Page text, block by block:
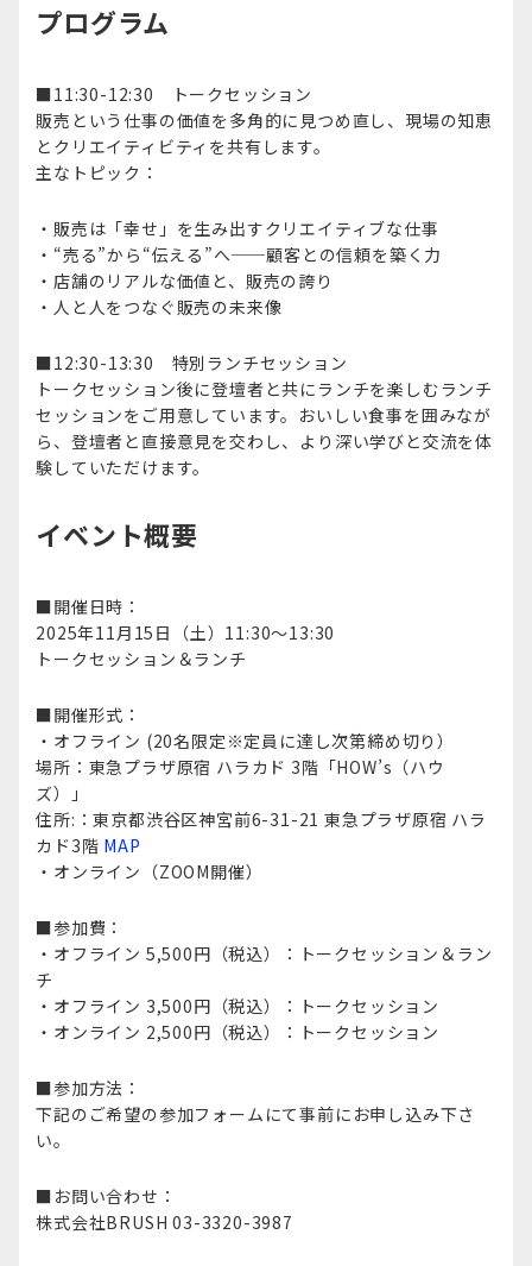
プログラム
■11:30-12:30 トークセッション
販売という仕事の価値を多角的に見つめ直し、現場の知恵
とクリエイティビティを共有します。​
主なトピック：​
・販売は「幸せ」を生み出すクリエイティブな仕事​
・“売る”から“伝える”へ──顧客との信頼を築く力​
・店舗のリアルな価値と、販売の誇り​
・人と人をつなぐ販売の未来像​
■12:30-13:30 特別ランチセッション​
トークセッション後に登壇者と共にランチを楽しむランチ
セッションをご用意しています。​おいしい食事を囲みなが
ら、登壇者と直接意見を交わし、より深い学びと交流を体
験していただけます。​
イベント概要
■開催日時：
2025年11月15日（土）11:30～13:30
トークセッション＆ランチ
■開催形式：
・オフライン (20名限定※定員に達し次第締め切り）​
​場所：東急プラザ原宿 ハラカド 3階「HOW’s（ハウ
ズ）」​
住所:：東京都渋谷区神宮前6-31-21 東急プラザ原宿 ハラ
カド3階​ MAP
・オンライン（ZOOM開催）​
■参加費：
・オフライン 5,500円（税込）：トークセッション＆ラン
チ​
・オフライン 3,500円（税込）：トークセッション
・オンライン 2,500円（税込）：トークセッション​​
■参加方法：​
下記のご希望の参加フォームにて事前にお申し込み下さ
い。
■お問い合わせ：​
株式会社BRUSH 03-3320-3987